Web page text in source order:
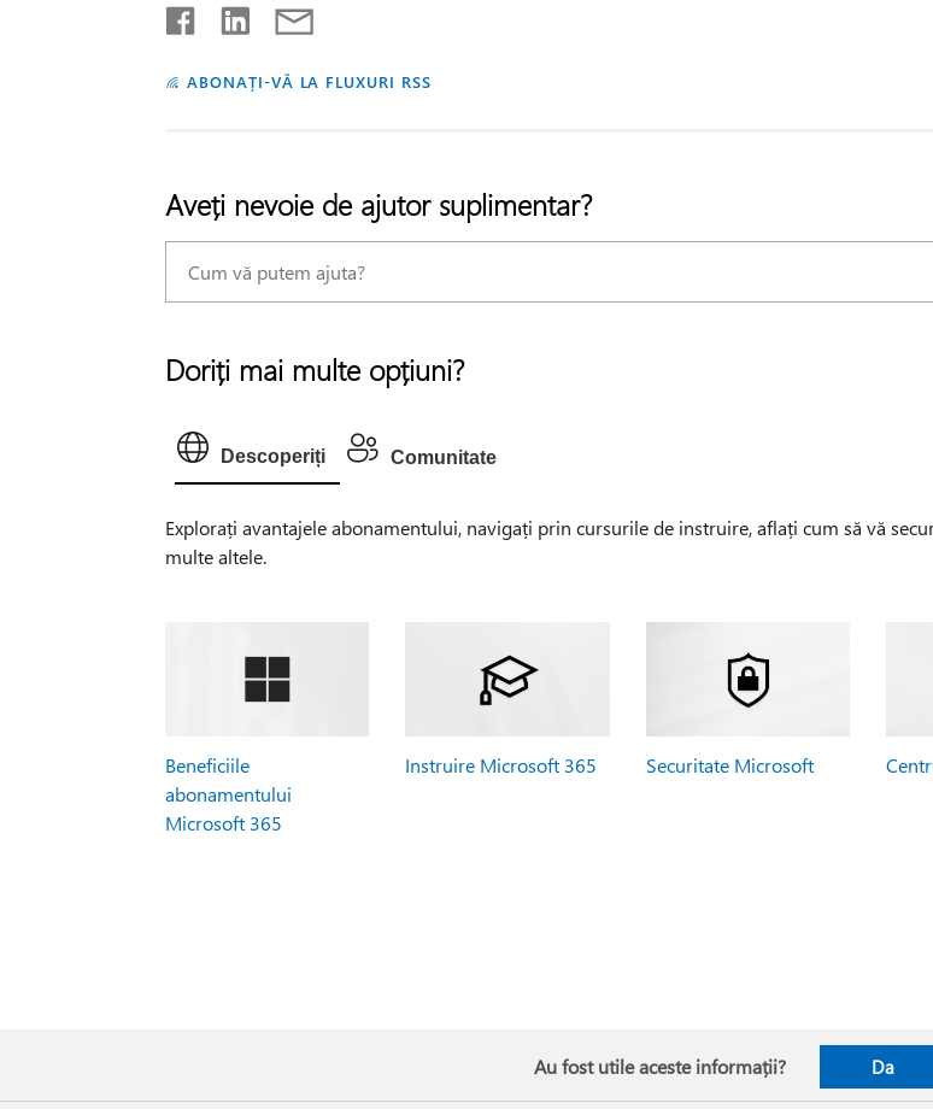
ABONAȚI-VĂ LA FLUXURI RSS
Aveți nevoie de ajutor suplimentar?
Doriți mai multe opțiuni?
Descoperiți Comunitate
Explorați avantajele abonamentului, navigați prin cursurile de instruire, aflați cum să vă
multe altele.
Beneficiile
abonamentului
Microsoft 365
Instruire Microsoft 365 Securitate Microsoft
Au fost utile aceste informații? Da